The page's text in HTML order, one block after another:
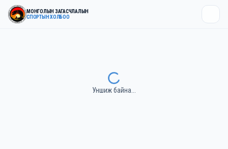
МОНГОЛЫН ЗАГАСЧЛАЛЫН
СПОРТЫН ХОЛБОО
Уншиж байна...